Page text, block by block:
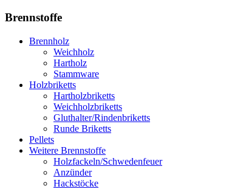
Brennstoffe
Brennholz
Weichholz
Hartholz
Stammware
Holzbriketts
Hartholzbriketts
Weichholzbriketts
Gluthalter/Rindenbriketts
Runde Briketts
Pellets
Weitere Brennstoffe
Holzfackeln/Schwedenfeuer
Anzünder
Hackstöcke